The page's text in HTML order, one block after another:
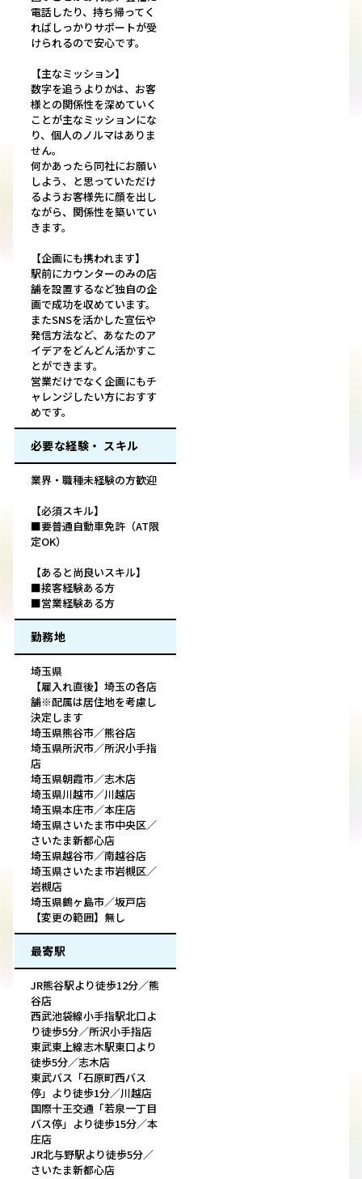
電話したり、持ち帰ってく
ればしっかりサポートが受
けられるので安心です。
【主なミッション】
数字を追うよりかは、お客
様との関係性を深めていく
ことが主なミッションにな
り、個人のノルマはありま
せん。
何かあったら同社にお願い
しよう、と思っていただけ
るようお客様先に顔を出し
ながら、関係性を築いてい
きます。
【企画にも携われます】
駅前にカウンターのみの店
舗を設置するなど独自の企
画で成功を収めています。
またSNSを活かした宣伝や
発信方法など、あなたのア
イデアをどんどん活かすこ
とができます。
営業だけでなく企画にもチ
ャレンジしたい方におすす
めです。
必要な経験・ スキル
業界・職種未経験の方歓迎
【必須スキル】
■要普通自動車免許（AT限
定OK）
【あると尚良いスキル】
■接客経験ある方
■営業経験ある方
勤務地
埼玉県
【雇入れ直後】埼玉の各店
舗※配属は居住地を考慮し
決定します
埼玉県熊谷市／熊谷店
埼玉県所沢市／所沢小手指
店
埼玉県朝霞市／志木店
埼玉県川越市／川越店
埼玉県本庄市／本庄店
埼玉県さいたま市中央区／
さいたま新都心店
埼玉県越谷市／南越谷店
埼玉県さいたま市岩槻区／
岩槻店
埼玉県鶴ヶ島市／坂戸店
【変更の範囲】無し
最寄駅
JR熊谷駅より徒歩12分／熊
谷店
西武池袋線小手指駅北口よ
り徒歩5分／所沢小手指店
東武東上線志木駅東口より
徒歩5分／志木店
東武バス「石原町西バス
停」より徒歩1分／川越店
国際十王交通「若泉一丁目
バス停」より徒歩15分／本
庄店
JR北与野駅より徒歩5分／
さいたま新都心店